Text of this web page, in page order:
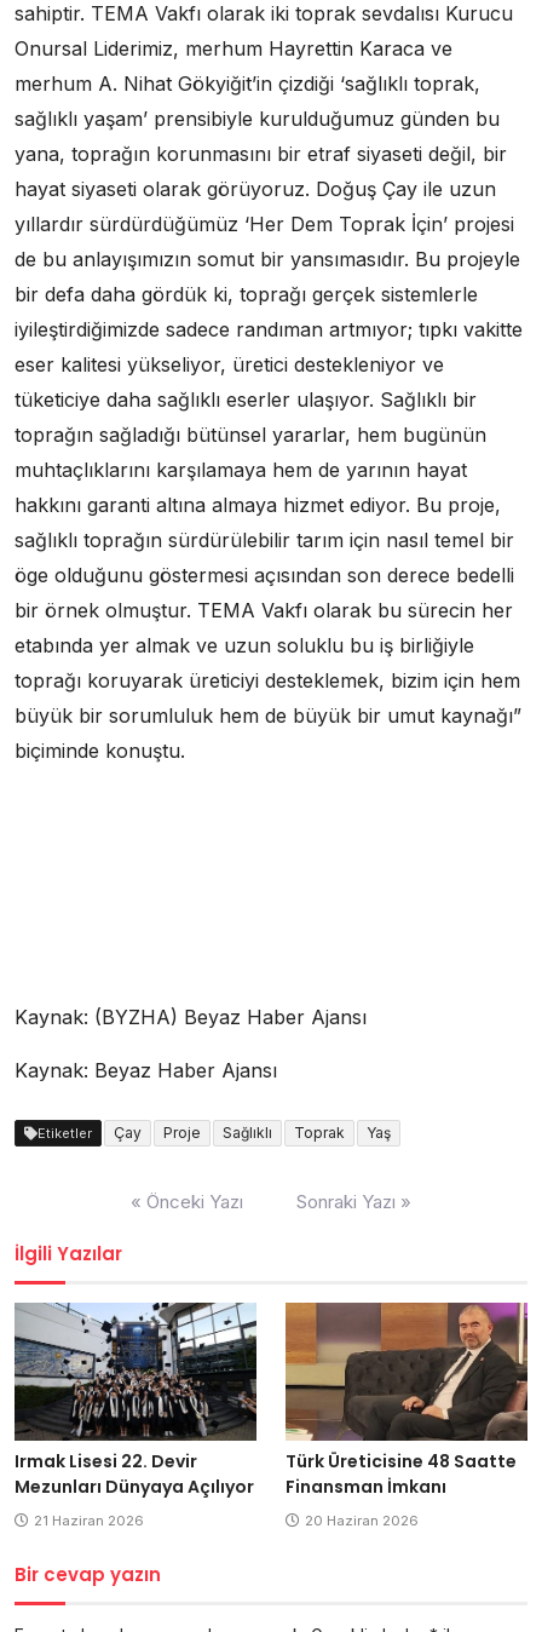
sahiptir. TEMA Vakfı olarak iki toprak sevdalısı Kurucu
Onursal Liderimiz, merhum Hayrettin Karaca ve
merhum A. Nihat Gökyiğit’in çizdiği ‘sağlıklı toprak,
sağlıklı yaşam’ prensibiyle kurulduğumuz günden bu
yana, toprağın korunmasını bir etraf siyaseti değil, bir
hayat siyaseti olarak görüyoruz. Doğuş Çay ile uzun
yıllardır sürdürdüğümüz ‘Her Dem Toprak İçin’ projesi
de bu anlayışımızın somut bir yansımasıdır. Bu projeyle
bir defa daha gördük ki, toprağı gerçek sistemlerle
iyileştirdiğimizde sadece randıman artmıyor; tıpkı vakitte
eser kalitesi yükseliyor, üretici destekleniyor ve
tüketiciye daha sağlıklı eserler ulaşıyor. Sağlıklı bir
toprağın sağladığı bütünsel yararlar, hem bugünün
muhtaçlıklarını karşılamaya hem de yarının hayat
hakkını garanti altına almaya hizmet ediyor. Bu proje,
sağlıklı toprağın sürdürülebilir tarım için nasıl temel bir
öge olduğunu göstermesi açısından son derece bedelli
bir örnek olmuştur. TEMA Vakfı olarak bu sürecin her
etabında yer almak ve uzun soluklu bu iş birliğiyle
toprağı koruyarak üreticiyi desteklemek, bizim için hem
büyük bir sorumluluk hem de büyük bir umut kaynağı”
biçiminde konuştu.
Kaynak: (BYZHA) Beyaz Haber Ajansı
Kaynak: Beyaz Haber Ajansı
Etiketler Çay Proje Sağlıklı Toprak Yaş
« Önceki Yazı Sonraki Yazı »
İlgili Yazılar
Irmak Lisesi 22. Devir
Mezunları Dünyaya Açılıyor
21 Haziran 2026
Türk Üreticisine 48 Saatte
Finansman İmkanı
20 Haziran 2026
Bir cevap yazın